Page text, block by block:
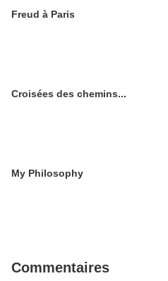
Freud à Paris
Croisées des chemins...
My Philosophy
Commentaires